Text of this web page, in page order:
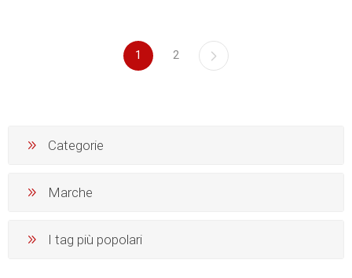
1 2
Categorie
Marche
I tag più popolari